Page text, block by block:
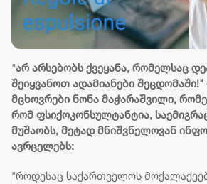
"არ არსებობს ქვეყანა, რომელსაც
შეიყვანოთ ადამიანები
მცხოვრები ნონა მაჭარაშვილი,
რომ ფსიქოკონსულტანტია,
მუშაობს, მეტად მნიშვნელოვან
ავრცელებს:
"როდესაც საქართველოს